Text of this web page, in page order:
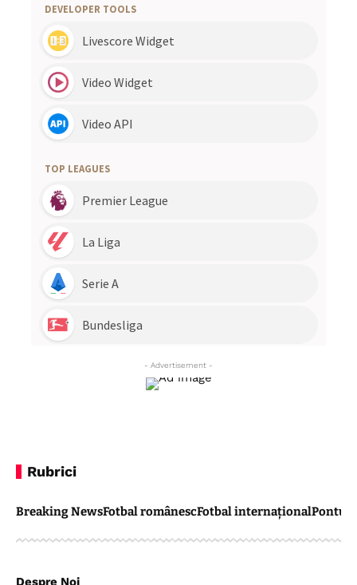
- Advertisement -
Rubrici
Breaking NewsFotbal românescFotbal internaționalPontul
Despre Noi